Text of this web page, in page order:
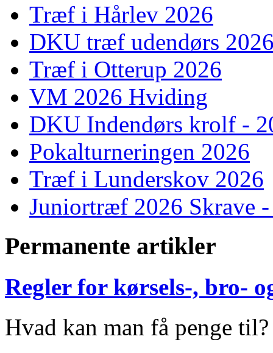
Træf i Hårlev 2026
DKU træf udendørs
Træf i Otterup 2026
VM 2026 Hviding
DKU Indendørs krolf -
Pokalturneringen 2026
Træf i Lunderskov 2026
Juniortræf 2026 Skrave
Permanente artikler
Regler for kørsels-, bro-
Hvad kan man få penge til?